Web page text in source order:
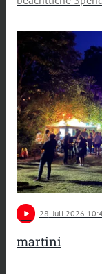
play_arrow 28. Juli 2026
martini